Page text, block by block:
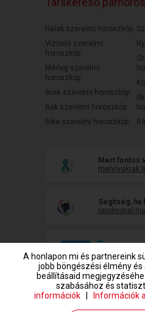
Halak szerelmi horoszkóp
Vízöntő szerelmi
horoszkóp
Mérleg szerelmi
horoszkóp
Ikrek szerelmi horoszkóp
Bak szerelmi horoszkóp
Bika szerelmi horoszkóp
Mert fontos
Segítség, ha
A honlapon mi és partnereink
jobb böngészési élmény
beállításaid
szabásához és
információk
Információk